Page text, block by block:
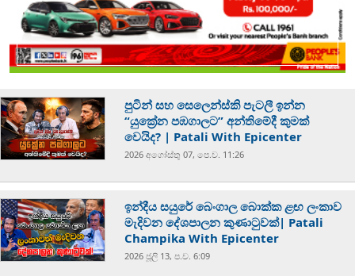
පුටින් සහ සෙලෙන්ස්කි පැටලී ඉන්න
“යුක්‍රේන පඹගාලට” අන්තිමේදී කුමක්
වෙයිද? | Patali With Epicenter
2026 අගෝස්‍තු 07, පෙ.ව. 11:26
ඉන්දීය සයුරේ බෙංගාල බොක්ක ළඟ ලංකාව
මැදිවන දේශපාලන කුණාටුවක්| Patali
Champika With Epicenter
2026 ජූලි 13, ප.ව. 6:09